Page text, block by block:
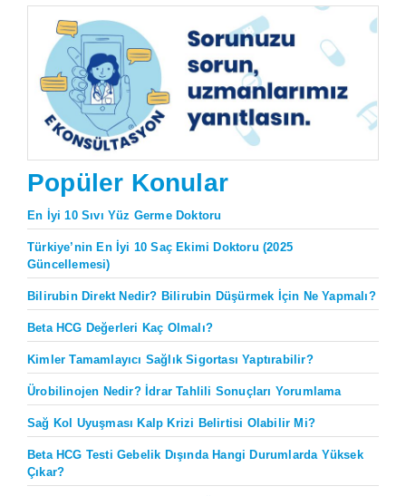
Popüler Konular
En İyi 10 Sıvı Yüz Germe Doktoru
Türkiye’nin En İyi 10 Saç Ekimi Doktoru (2025
Güncellemesi)
Bilirubin Direkt Nedir? Bilirubin Düşürmek İçin Ne Yapmalı?
Beta HCG Değerleri Kaç Olmalı?
Kimler Tamamlayıcı Sağlık Sigortası Yaptırabilir?
Ürobilinojen Nedir? İdrar Tahlili Sonuçları Yorumlama
Sağ Kol Uyuşması Kalp Krizi Belirtisi Olabilir Mi?
Beta HCG Testi Gebelik Dışında Hangi Durumlarda Yüksek
Çıkar?